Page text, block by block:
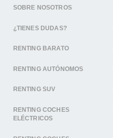
SOBRE NOSOTROS
¿TIENES DUDAS?
RENTING BARATO
RENTING AUTÓNOMOS
RENTING SUV
RENTING COCHES
ELÉCTRICOS